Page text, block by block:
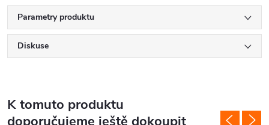
Parametry produktu
Diskuse
K tomuto produktu
doporučujeme ještě dokoupit